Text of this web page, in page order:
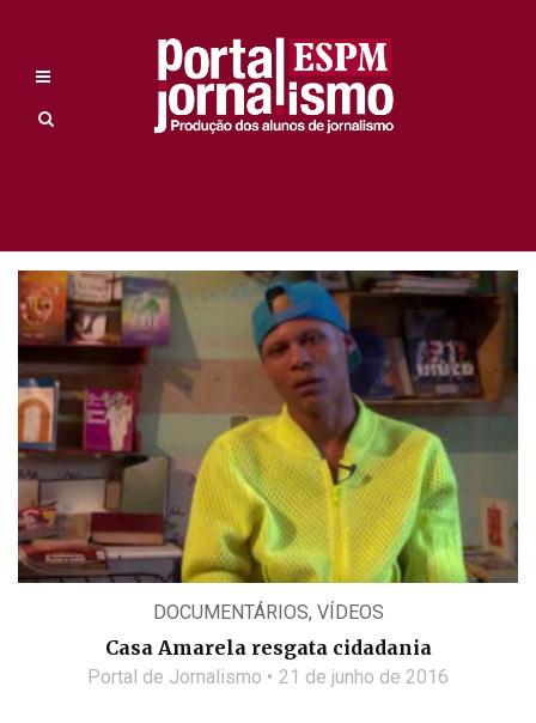
DOCUMENTÁRIOS, VÍDEOS
Casa Amarela resgata cidadania
Portal de Jornalismo 21 de junho de 2016